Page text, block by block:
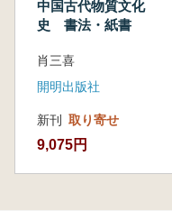
中国古代物質文化
史 書法・紙書
肖三喜
開明出版社
新刊 取り寄せ
9,075円